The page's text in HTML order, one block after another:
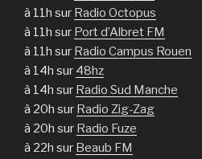
à 11h sur Radio Octopus
à 11h sur Port d’Albret FM
à 11h sur Radio Campus Rouen
à 14h sur 48hz
à 14h sur Radio Sud Manche
à 20h sur Radio Zig-Zag
à 20h sur Radio Fuze
à 22h sur Beaub FM